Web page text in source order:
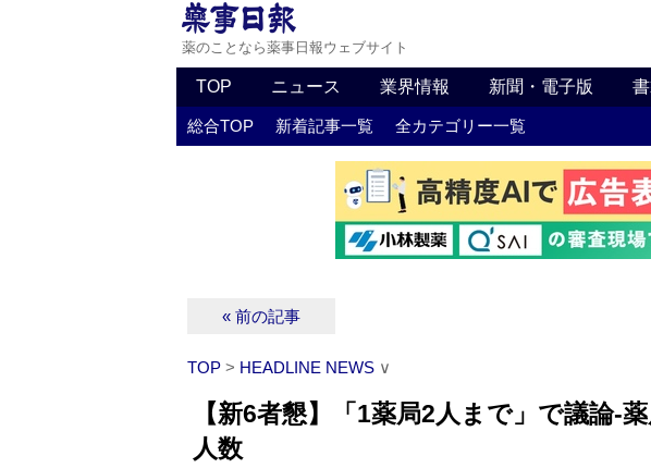
薬のことなら薬事日報ウェブサイト
TOP ニュース 業界情報 新聞・電子版
総合TOP 新着記事一覧 全カテゴリー一覧
« 前の記事
TOP > HEADLINE NEWS ∨
【新6者懇】「1薬局2人まで」で議論‐
人数